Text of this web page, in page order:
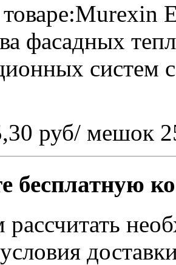
Murexin
фасадных
систем
руб/ мешок
бесплатную